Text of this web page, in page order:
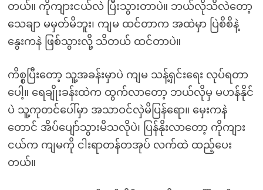
တယ်။ ကိုကျားငယ်လဲ ပြီးသွားတာပဲ။ ဘယ်လိုသိလဲတော့
သေချာ မမှတ်မိဘူး၊ ကျမ ထင်တာက အထဲမှာ ပြဲစိစိနဲ့
နွေးကနဲ ဖြစ်သွားလို့ သိတယ် ထင်တာပဲ။
ကိစ္စပြီးတော့ သူ့အခန်းမှာပဲ ကျမ သန့်ရှင်းရေး လုပ်ရတာ
ပေါ့။ ရေချိုးခန်းထဲက ထွက်လာတော့ ဘယ်လိုမှ မဟန်နိုင်
ပဲ သူ့ကုတင်ပေါ်မှာ အသာဝင်လှဲမိပြန်ရော။ မှေးကနဲ
တောင် အိပ်ပျော်သွားမိသလိုပဲ၊ ပြန်နိုးလာတော့ ကိုကျား
ငယ်က ကျမကို ငါးရာတန်တအုပ် လက်ထဲ ထည့်ပေး
တယ်။